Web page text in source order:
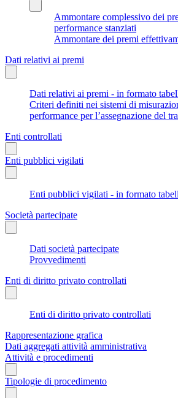
Ammontare complessivo dei
performance stanziati
Ammontare dei premi
Dati relativi ai premi
Dati relativi ai premi - in formato
Criteri definiti nei sistemi di
performance per l’assegnazione del
Enti controllati
Enti pubblici vigilati
Enti pubblici vigilati - in formato
Società partecipate
Dati società partecipate
Provvedimenti
Enti di diritto privato controllati
Enti di diritto privato controllati
Rappresentazione grafica
Dati aggregati attività amministrativa
Attività e procedimenti
Tipologie di procedimento